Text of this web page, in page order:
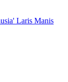
Laris Manis